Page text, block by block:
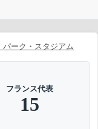
パーク・スタジアム
フランス代表
15